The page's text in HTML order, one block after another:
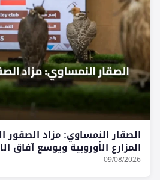
الصقار النمساوي: مزاد الصقور
المزارع الأوروبية ويوسع آفاق
09/08/2026